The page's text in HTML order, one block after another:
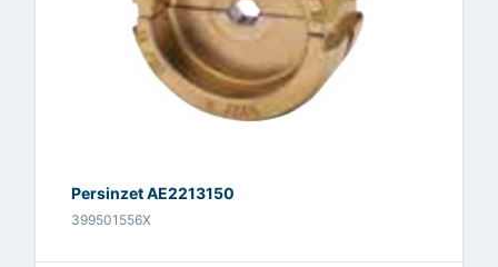
Persinzet AE2213150
399501556X